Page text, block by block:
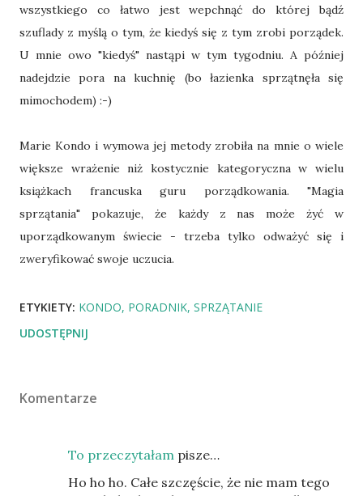
wszystkiego co łatwo jest wepchnąć do której bądź
szuflady z myślą o tym, że kiedyś się z tym zrobi porządek.
U mnie owo "kiedyś" nastąpi w tym tygodniu. A później
nadejdzie pora na kuchnię (bo łazienka sprzątnęła się
mimochodem) :-)
Marie Kondo i wymowa jej metody zrobiła na mnie o wiele
większe wrażenie niż kostycznie kategoryczna w wielu
książkach francuska guru porządkowania. "Magia
sprzątania" pokazuje, że każdy z nas może żyć w
uporządkowanym świecie - trzeba tylko odważyć się i
zweryfikować swoje uczucia.
ETYKIETY: KONDO PORADNIK SPRZĄTANIE
UDOSTĘPNIJ
Komentarze
To przeczytałam pisze…
Ho ho ho. Całe szczęście, że nie mam tego